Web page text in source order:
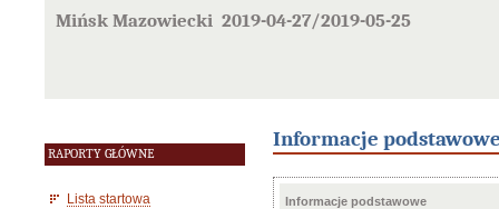
Mińsk Mazowiecki 2019-04-27/2019-05-25
RAPORTY GŁÓWNE
Lista startowa
Informacje
Informacje podstawowe